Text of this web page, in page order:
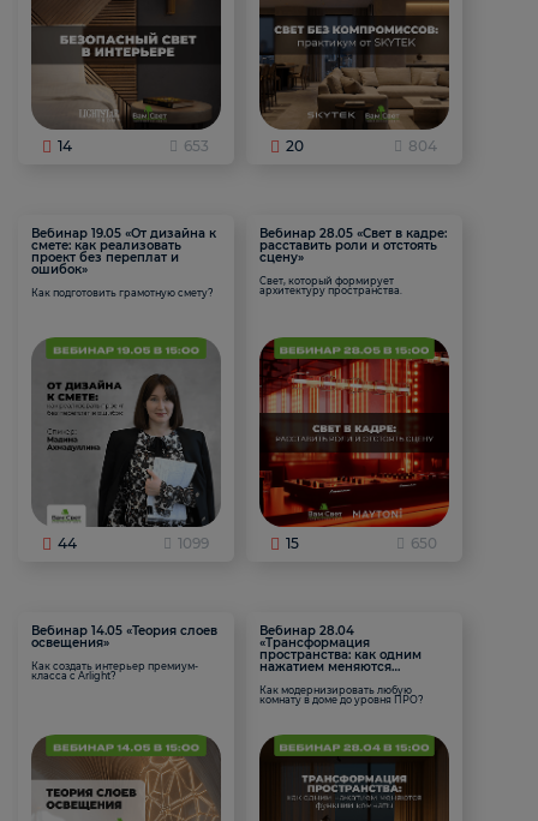
14 653 20 804
Вебинар 19.05 «От дизайна к
смете: как реализовать
проект без переплат и
ошибок»
Как подготовить грамотную смету?
44 1099
Вебинар 28.05 «Свет в кадре:
расставить роли и отстоять
сцену»
Свет, который формирует
архитектуру пространства.
15 650
Вебинар 14.05 «Теория слоев
освещения»
Как создать интерьер премиум-
класса с Arlight?
Вебинар 28.04
«Трансформация
пространства: как одним
нажатием меняются
Как модернизировать любую
комнату в доме до уровня ПРО?